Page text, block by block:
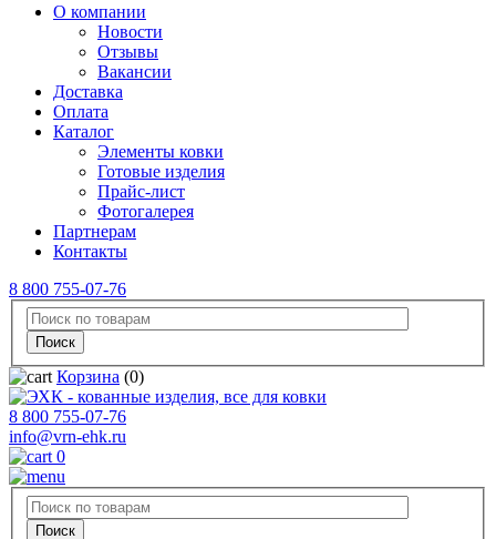
О компании
Новости
Отзывы
Вакансии
Доставка
Оплата
Каталог
Элементы ковки
Готовые изделия
Прайс-лист
Фотогалерея
Партнерам
Контакты
8 800 755-07-76
Корзина (0)
8 800 755-07-76
info@vrn-ehk.ru
0